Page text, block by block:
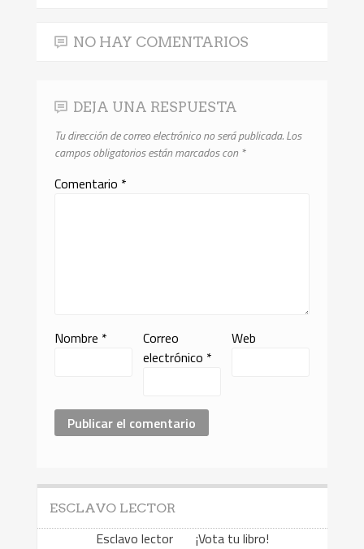
NO HAY COMENTARIOS
DEJA UNA RESPUESTA
Tu dirección de correo electrónico no será publicada.Los
campos obligatorios están marcados con *
Comentario *
Nombre *
Correo
electrónico *
Web
ESCLAVO LECTOR
Esclavo lector ¡Vota tu libro!